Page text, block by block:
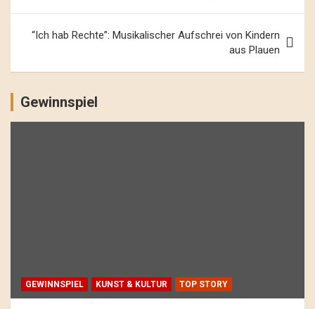
“Ich hab Rechte”: Musikalischer Aufschrei von Kindern
aus Plauen
Gewinnspiel
GEWINNSPIEL KUNST & KULTUR TOP STORY